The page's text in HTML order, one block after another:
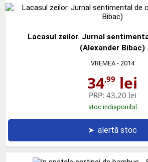
Lacasul zeilor. Jurnal
(Alexander Bibac)
VREMEA- 2014
34,99 lei
PRP: 43,20 lei
stoc indisponibil
➤ alertă stoc